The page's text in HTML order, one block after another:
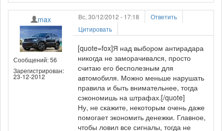
max
Сообщений: 56
Зарегистрирован:
23-12-2012
Вс, 30/12/2012 - 17:18
Ответить
Цитировать
[quote=fox]Я над выбором антирадара
никогда не заморачивался, просто
считаю его бесполезным для
автомобиля. Можно меньше нарушать
правила и быть внимательнее, тогда
сэкономишь на штрафах.[/quote]
Ну, не скажите, некоторым очень даже
помогает экономить денежки. Главное,
чтобы ловил все сигналы, тогда не